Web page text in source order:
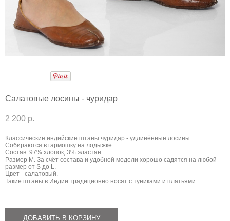
Салатовые лосины - чуридар
2 200 p.
Классические индийские штаны чуридар - удлинённые лосины.
Собираются в гармошку на лодыжке.
Состав: 97% хлопок, 3% эластан.
Размер М. За счёт состава и удобной модели хорошо садятся на любой
размер от S до L.
Цвет - салатовый.
Такие штаны в Индии традиционно носят с туниками и платьями.
ДОБАВИТЬ В КОРЗИНУ